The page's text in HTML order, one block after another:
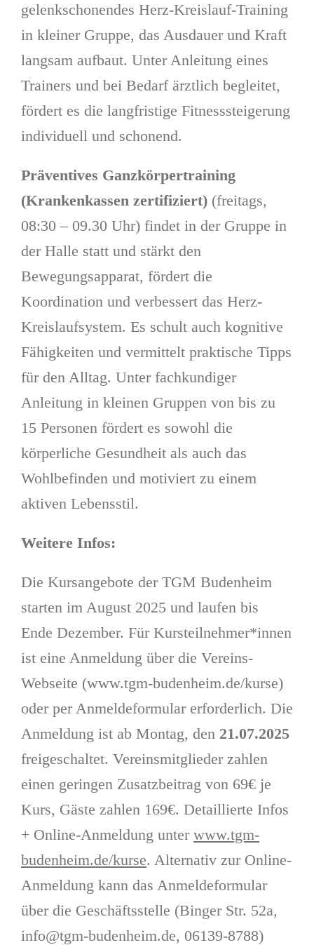
gelenkschonendes Herz-Kreislauf-Training
in kleiner Gruppe, das Ausdauer und Kraft
langsam aufbaut. Unter Anleitung eines
Trainers und bei Bedarf ärztlich begleitet,
fördert es die langfristige Fitnesssteigerung
individuell und schonend.
Präventives Ganzkörpertraining
(Krankenkassen zertifiziert) (freitags,
08:30 – 09.30 Uhr) findet in der Gruppe in
der Halle statt und stärkt den
Bewegungsapparat, fördert die
Koordination und verbessert das Herz-
Kreislaufsystem. Es schult auch kognitive
Fähigkeiten und vermittelt praktische Tipps
für den Alltag. Unter fachkundiger
Anleitung in kleinen Gruppen von bis zu
15 Personen fördert es sowohl die
körperliche Gesundheit als auch das
Wohlbefinden und motiviert zu einem
aktiven Lebensstil.
Weitere Infos:
Die Kursangebote der TGM Budenheim
starten im August 2025 und laufen bis
Ende Dezember. Für Kursteilnehmer*innen
ist eine Anmeldung über die Vereins-
Webseite (www.tgm-budenheim.de/kurse)
oder per Anmeldeformular erforderlich. Die
Anmeldung ist ab Montag, den 21.07.2025
freigeschaltet. Vereinsmitglieder zahlen
einen geringen Zusatzbeitrag von 69€ je
Kurs, Gäste zahlen 169€. Detaillierte Infos
+ Online-Anmeldung unter www.tgm-
budenheim.de/kurse. Alternativ zur Online-
Anmeldung kann das Anmeldeformular
über die Geschäftsstelle (Binger Str. 52a,
info@tgm-budenheim.de, 06139-8788)